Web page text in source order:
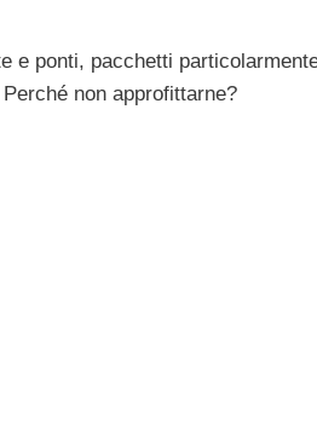
e ponti, pacchetti
non approfittarne?